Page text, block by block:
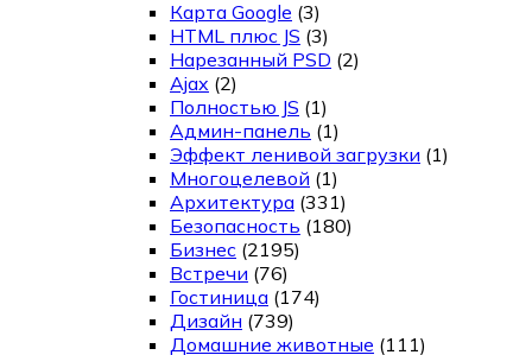
Карта Google (3)
HTML плюс JS (3)
Нарезанный PSD (2)
Ajax (2)
Полностью JS (1)
Админ-панель (1)
Эффект ленивой загрузки (1)
Многоцелевой (1)
Архитектура (331)
Безопасность (180)
Бизнес (2195)
Встречи (76)
Гостиница (174)
Дизайн (739)
Домашние животные (111)